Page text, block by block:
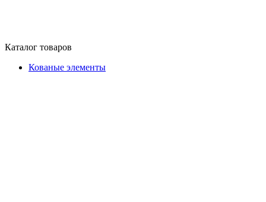
Каталог товаров
Кованые элементы